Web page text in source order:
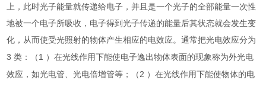
上，此时光子能量就传递给电子，并且是一个光子的全部能量一次性
地被一个电子所吸收，电子得到光子传递的能量后其状态就会发生变
化，从而使受光照射的物体产生相应的电效应。通常把光电效应分为
3类：（ 1 ）在光线作用下能使电子逸出物体表面的现象称为外光电
效应，如光电管、光电倍增管等；（2 ）在光线作用下能使物体的电